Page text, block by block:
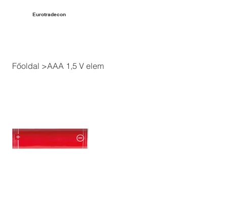
Eurotradecon
Főoldal >AAA 1,5 V elem